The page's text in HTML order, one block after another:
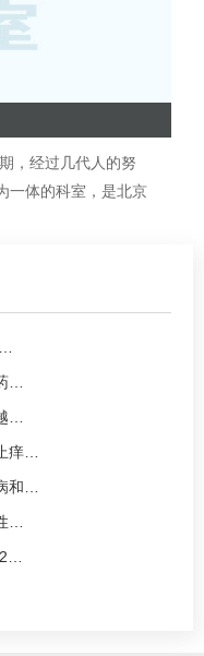
，经过几代人的努
一体的科室，是北京
…
…
痒…
和…
…